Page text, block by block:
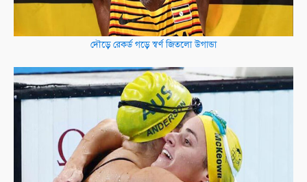
দৌড়ে রেকর্ড গড়ে স্বর্ণ জিতলো উগান্ডা